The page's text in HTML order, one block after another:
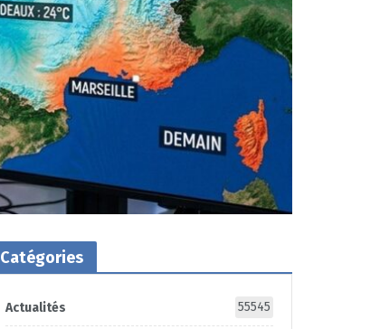
Catégories
Actualités 55545